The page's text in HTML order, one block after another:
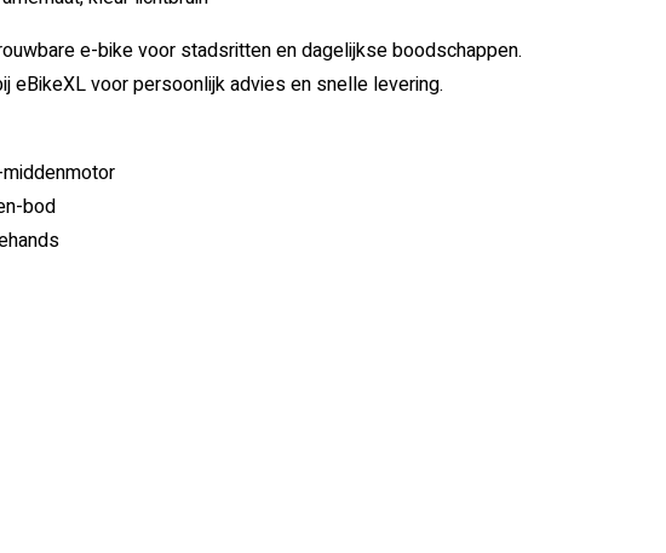
e-bike voor stadsritten en dagelijkse boodschappen.
eBikeXL voor persoonlijk advies en snelle levering.
bod